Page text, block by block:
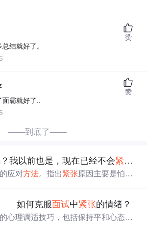
结就好了。
赞
面霸就好了..
赞
——到底了——
我以前也是，现在已经不会紧张
的应对方法。指出紧张原因主要是怕失
面试失败要复盘，避免陷入紧张失败的
如何克服面试中紧张的情绪？
心理调适技巧，包括保持平和心态、